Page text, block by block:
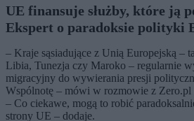
UE finansuje służby, które ją
Ekspert o paradoksie polityki
– Kraje sąsiadujące z Unią Europejską –
Libia, Tunezja czy Maroko – regularnie
migracyjny do wywierania presji
Wspólnotę – mówi w rozmowie z
– Co ciekawe, mogą to robić
strony UE – dodaje.